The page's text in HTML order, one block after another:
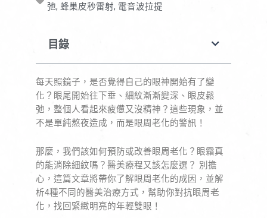
弛, 蜂巢皮秒雷射, 電音波拉提
目錄
每天照鏡子，是否覺得自己的眼神開始有了變
化？眼尾開始往下垂、細紋漸漸變深、眼皮鬆
弛，整個人看起來疲憊又沒精神？這些現象，並
不是單純熬夜造成，而是眼周老化的警訊！
那麼，我們該如何預防或改善眼周老化？眼霜真
的能消除細紋嗎？醫美療程又該怎麼選？ 別擔
心，這篇文章將帶你了解眼周老化的成因，並解
析4種不同的醫美治療方式，幫助你對抗眼周老
化，找回緊緻明亮的年輕雙眼！